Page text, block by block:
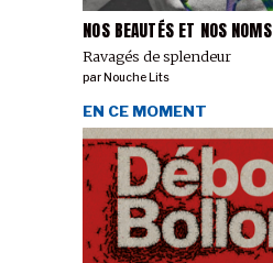
NOS BEAUTÉS ET NOS NOMS
Ravagés de splendeur
par Nouche Lits
EN CE MOMENT